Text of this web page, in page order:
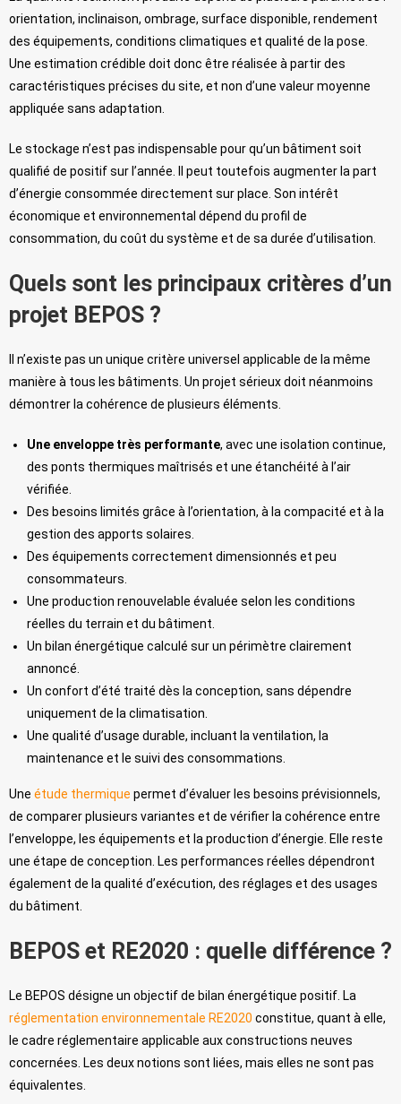
orientation, inclinaison, ombrage, surface disponible, rendement
des équipements, conditions climatiques et qualité de la pose.
Une estimation crédible doit donc être réalisée à partir des
caractéristiques précises du site, et non d’une valeur moyenne
appliquée sans adaptation.
Le stockage n’est pas indispensable pour qu’un bâtiment soit
qualifié de positif sur l’année. Il peut toutefois augmenter la part
d’énergie consommée directement sur place. Son intérêt
économique et environnemental dépend du profil de
consommation, du coût du système et de sa durée d’utilisation.
Quels sont les principaux critères d’un
projet BEPOS ?
Il n’existe pas un unique critère universel applicable de la même
manière à tous les bâtiments. Un projet sérieux doit néanmoins
démontrer la cohérence de plusieurs éléments.
Une enveloppe très performante, avec une isolation continue,
des ponts thermiques maîtrisés et une étanchéité à l’air
vérifiée.
Des besoins limités grâce à l’orientation, à la compacité et à la
gestion des apports solaires.
Des équipements correctement dimensionnés et peu
consommateurs.
Une production renouvelable évaluée selon les conditions
réelles du terrain et du bâtiment.
Un bilan énergétique calculé sur un périmètre clairement
annoncé.
Un confort d’été traité dès la conception, sans dépendre
uniquement de la climatisation.
Une qualité d’usage durable, incluant la ventilation, la
maintenance et le suivi des consommations.
Une étude thermique permet d’évaluer les besoins prévisionnels,
de comparer plusieurs variantes et de vérifier la cohérence entre
l’enveloppe, les équipements et la production d’énergie. Elle reste
une étape de conception. Les performances réelles dépendront
également de la qualité d’exécution, des réglages et des usages
du bâtiment.
BEPOS et RE2020 : quelle différence ?
Le BEPOS désigne un objectif de bilan énergétique positif. La
réglementation environnementale RE2020 constitue, quant à elle,
le cadre réglementaire applicable aux constructions neuves
concernées. Les deux notions sont liées, mais elles ne sont pas
équivalentes.